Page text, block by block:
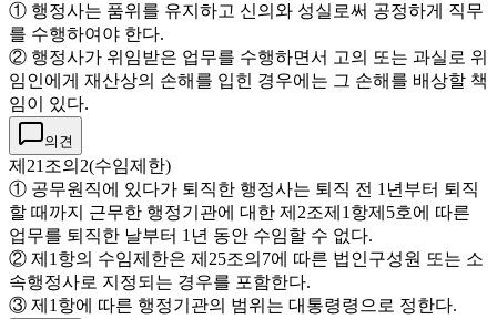
① 행정사는 품위를 유지하고 신의와 성실로써 공정하게 직무
를 수행하여야 한다.
② 행정사가 위임받은 업무를 수행하면서 고의 또는 과실로 위
임인에게 재산상의 손해를 입힌 경우에는 그 손해를 배상할 책
임이 있다.
의견
제21조의2(수임제한)
① 공무원직에 있다가 퇴직한 행정사는 퇴직 전 1년부터 퇴직
할 때까지 근무한 행정기관에 대한 제2조제1항제5호에 따른
업무를 퇴직한 날부터 1년 동안 수임할 수 없다.
② 제1항의 수임제한은 제25조의7에 따른 법인구성원 또는 소
속행정사로 지정되는 경우를 포함한다.
③ 제1항에 따른 행정기관의 범위는 대통령령으로 정한다.